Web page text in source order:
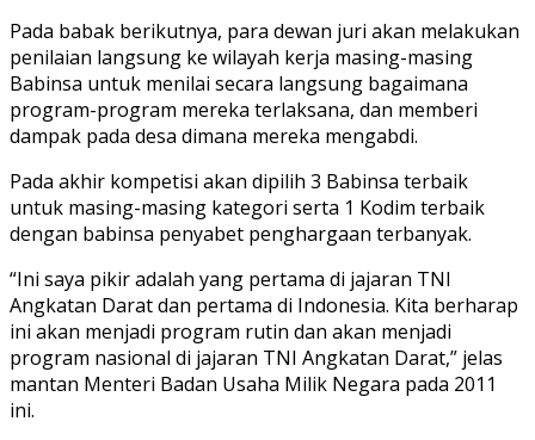
Pada babak berikutnya, para dewan juri akan melakukan
penilaian langsung ke wilayah kerja masing-masing
Babinsa untuk menilai secara langsung bagaimana
program-program mereka terlaksana, dan memberi
dampak pada desa dimana mereka mengabdi.
Pada akhir kompetisi akan dipilih 3 Babinsa terbaik
untuk masing-masing kategori serta 1 Kodim terbaik
dengan babinsa penyabet penghargaan terbanyak.
“Ini saya pikir adalah yang pertama di jajaran TNI
Angkatan Darat dan pertama di Indonesia. Kita berharap
ini akan menjadi program rutin dan akan menjadi
program nasional di jajaran TNI Angkatan Darat,” jelas
mantan Menteri Badan Usaha Milik Negara pada 2011
ini.